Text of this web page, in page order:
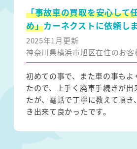
「事故車の買取を安心して
め」カーネクストに依頼し
2025年1月更新
神奈川県横浜市旭区在住のお客
初めての事で、また車の事もよ
たので、上手く廃車手続きが出
たが、電話で丁寧に教えて頂き
き出来て良かったです。